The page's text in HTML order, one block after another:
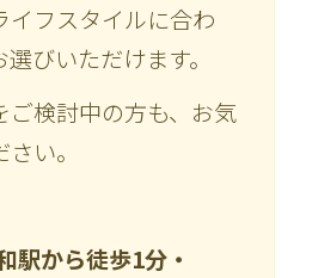
イフスタイルに合わ
びいただけます。
ご検討中の方も、お気
い。
駅から徒歩1分・